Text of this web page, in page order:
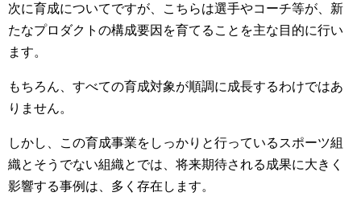
次に育成についてですが、こちらは選手やコーチ等が、新
たなプロダクトの構成要因を育てることを主な目的に行い
ます。
もちろん、すべての育成対象が順調に成長するわけではあ
りません。
しかし、この育成事業をしっかりと行っているスポーツ組
織とそうでない組織とでは、将来期待される成果に大きく
影響する事例は、多く存在します。